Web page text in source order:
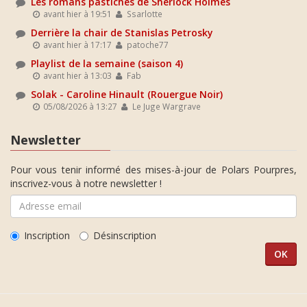
avant hier à 19:51 Ssarlotte
Derrière la chair de Stanislas Petrosky
avant hier à 17:17 patoche77
Playlist de la semaine (saison 4)
avant hier à 13:03 Fab
Solak - Caroline Hinault (Rouergue Noir)
05/08/2026 à 13:27 Le Juge Wargrave
Newsletter
Pour vous tenir informé des mises-à-jour de Polars Pourpres,
inscrivez-vous à notre newsletter !
Inscription Désinscription